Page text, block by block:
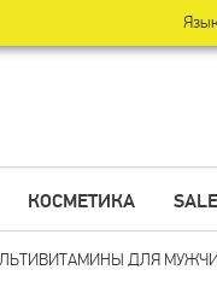
КОСМЕТИКА SALE
ДЛЯ
Язык